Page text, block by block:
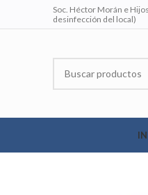
Soc. Héctor Morán e
desinfección del local)